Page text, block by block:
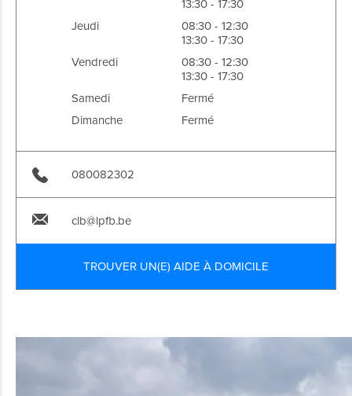
13:30 - 17:30
Jeudi
08:30 - 12:30
13:30 - 17:30
Vendredi
08:30 - 12:30
13:30 - 17:30
Samedi
Fermé
Dimanche
Fermé
080082302
clb@lpfb.be
TROUVER UN(E) AIDE À DOMICILE